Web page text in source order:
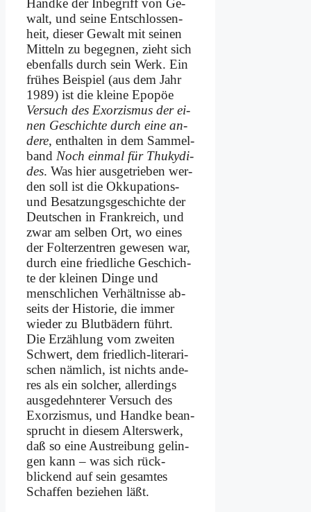
Hand­ke der In­be­griff von Ge­
walt, und sei­ne Ent­schlos­sen­
heit, die­ser Ge­walt mit sei­nen
Mit­teln zu be­geg­nen, zieht sich
eben­falls durch sein Werk. Ein
frü­hes Bei­spiel (aus dem Jahr
1989) ist die klei­ne Epo­pöe
Ver­such des Ex­or­zis­mus der ei­
nen Ge­schich­te durch ei­ne an­
de­re, ent­hal­ten in dem Sam­mel­
band Noch ein­mal für Thuky­di­
des. Was hier aus­ge­trie­ben wer­
den soll ist die Ok­ku­pa­ti­ons-
und Be­sat­zungs­ge­schich­te der
Deut­schen in Frank­reich, und
zwar am sel­ben Ort, wo ei­nes
der Fol­ter­zen­tren ge­we­sen war,
durch ei­ne fried­li­che Ge­schich­
te der klei­nen Din­ge und
mensch­li­chen Ver­hält­nis­se ab­
seits der Hi­sto­rie, die im­mer
wie­der zu Blut­bä­dern führt.
Die Er­zäh­lung vom zwei­ten
Schwert, dem fried­lich-li­te­ra­ri­
schen näm­lich, ist nichts an­de­
res als ein sol­cher, al­ler­dings
aus­ge­dehn­te­rer Ver­such des
Ex­or­zis­mus, und Hand­ke be­an­
sprucht in die­sem Al­ters­werk,
daß so ei­ne Aus­trei­bung ge­lin­
gen kann – was sich rück­
blickend auf sein ge­sam­tes
Schaf­fen be­zie­hen läßt.